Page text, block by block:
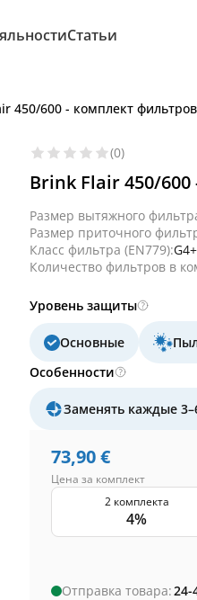
Статьи
450/600 - комплект
(0)
Brink Flair 450/
Размер вытяжного
Размер приточного
Класс фильтра (EN779):
Количество фильтров в
Уровень защиты
Основные
Особенности
Заменять каждые
73,90€
Цена за комплект
2 комплекта
4%
Отправка товара:24-